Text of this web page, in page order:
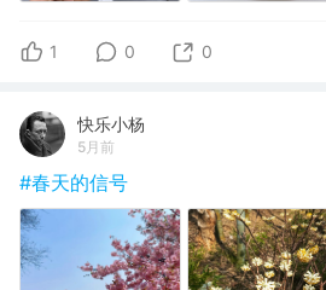
1 0 0
快乐小杨
5月前
#春天的信号